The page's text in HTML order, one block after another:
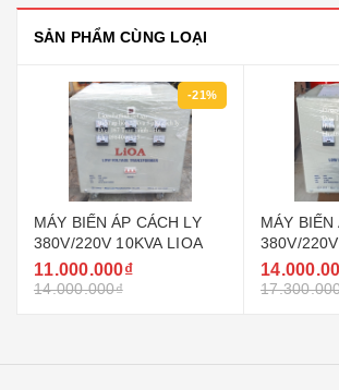
SẢN PHẨM CÙNG LOẠI
-21%
MÁY BIẾN ÁP CÁCH LY
380V/220V 10KVA LIOA
11.000.000₫
14.000.000₫
MÁY BIẾN
380V/